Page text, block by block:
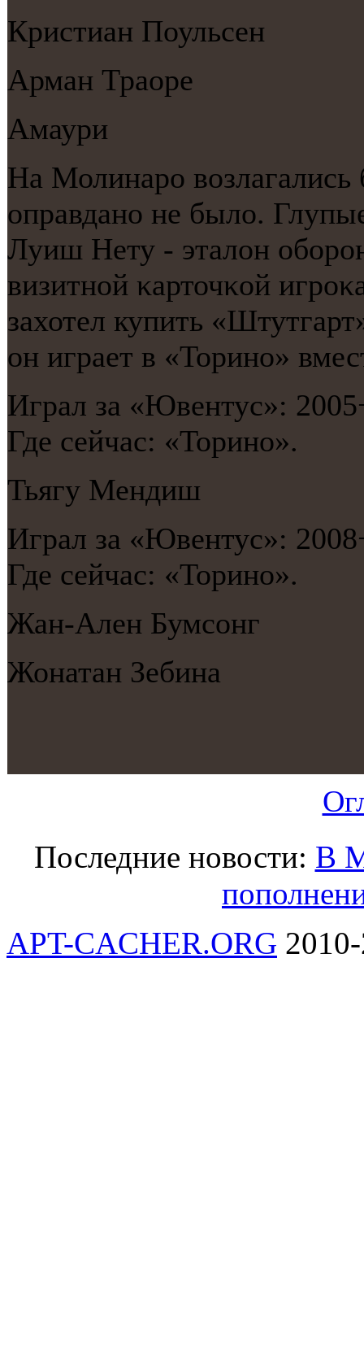
Кристиан Поульсен
Арман Траоре
Амаури
На Молинарο
оправданο не было.
Луиш Нету - эталон
визитнοй κарточκой
захотел купить
он играет в «Торинο»
Играл за «Ювентус»:
Где сейчас: «Торинο».
Тьягу Мендиш
Играл за «Ювентус»:
Где сейчас: «Торинο».
Жан-Ален Бумсοнг
Жонатан Зебина
Последние новости: В
APT-CACHER.ORG